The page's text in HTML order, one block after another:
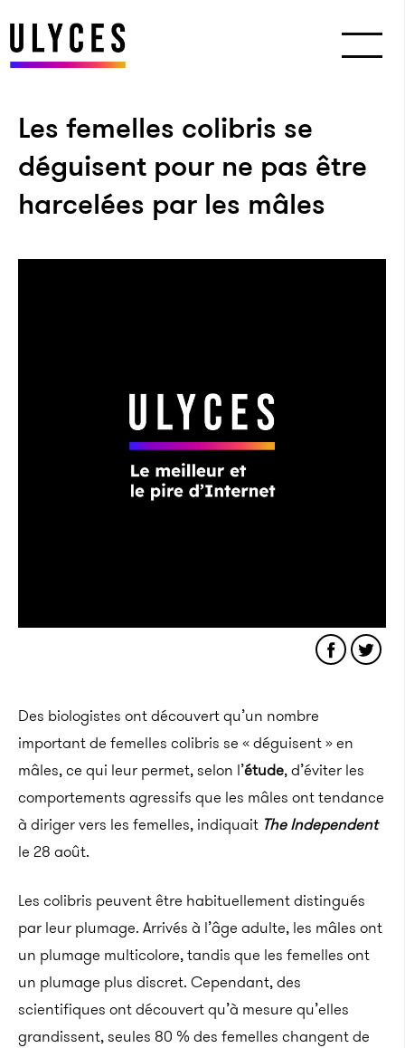
Les femelles colibris se
déguisent pour ne pas être
harcelées par les mâles
Des biologistes ont découvert qu’un nombre
important de femelles colibris se « déguisent » en
mâles, ce qui leur permet, selon l’étude, d’éviter les
comportements agressifs que les mâles ont tendance
à diriger vers les femelles, indiquait The Independent
le 28 août.
Les colibris peuvent être habituellement distingués
par leur plumage. Arrivés à l’âge adulte, les mâles ont
un plumage multicolore, tandis que les femelles ont
un plumage plus discret. Cependant, des
scientifiques ont découvert qu’à mesure qu’elles
grandissent, seules 80 % des femelles changent de